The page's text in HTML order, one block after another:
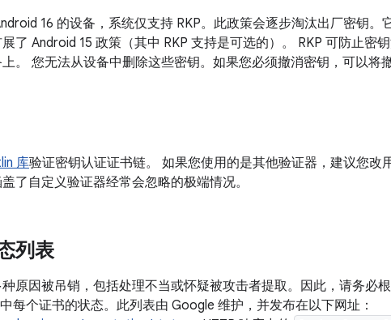
16 的设备，系统仅支持 RKP。此政策会逐步淘汰出厂密钥。
了 Android 15 政策（其中 RKP 支持是可选的）。 RKP 可防止密
。 您无法从设备中删除这些密钥。如果您必须撤消密钥，可以将
库验证密钥认证证书链。 如果您使用的是其他验证器，建议您改
了自定义验证器经常会忽略的极端情况。
列表
原因被吊销，包括处理不当或怀疑被攻击者提取。因此，请务必
每个证书的状态。此列表由 Google 维护，并发布在以下网址：